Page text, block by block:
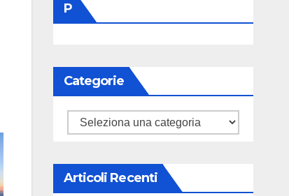
P
Categorie
Categorie
Articoli Recenti